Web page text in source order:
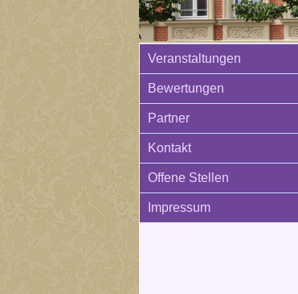
Veranstaltungen
Bewertungen
Partner
Kontakt
Offene Stellen
Impressum